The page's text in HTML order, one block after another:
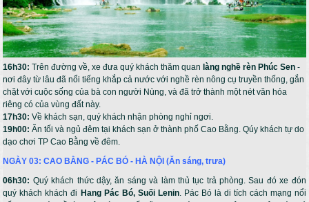
16h30: Trên đường về, xe đưa quý khách thăm quan làng nghề rèn Phúc Sen -
nơi đây từ lâu đã nổi tiếng khắp cả nước với nghề rèn nông cụ truyền thống, gắn
chặt với cuộc sống của bà con người Nùng, và đã trở thành một nét văn hóa
riêng có của vùng đất này.
17h30: Về khách sạn, quý khách nhận phòng nghỉ ngơi.
19h00: Ăn tối và ngủ đêm tại khách sạn ở thành phố Cao Bằng. Qúy khách tự do
dạo chơi TP Cao Bằng về đêm.
NGÀY 03: CAO BẰNG - PÁC BÓ - HÀ NỘI (Ăn sáng, trưa)
06h30: Quý khách thức dậy, ăn sáng và làm thủ tục trả phòng. Sau đó xe đón
quý khách khách đi Hang Pác Bó, Suối Lenin. Pác Bó là di tích cách mạng nổi